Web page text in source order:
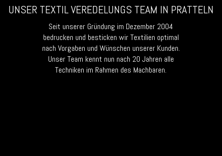
UNSER TEXTIL VEREDELUNGS TEAM IN PRATTELN
Seit unserer Gründung im Dezember 2004
bedrucken und besticken wir Textilien optimal
nach Vorgaben und Wünschen unserer Kunden.
Unser Team kennt nun nach 20 Jahren alle
Techniken im Rahmen des Machbaren.